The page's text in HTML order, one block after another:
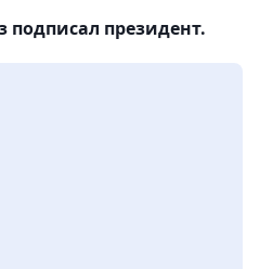
подписал президент.